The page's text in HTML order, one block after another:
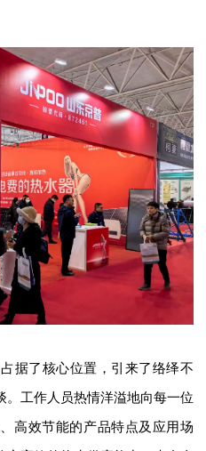
据了核心位置，引来了络绎不
。工作人员热情洋溢地向每一位
高效节能的产品特点及应用场